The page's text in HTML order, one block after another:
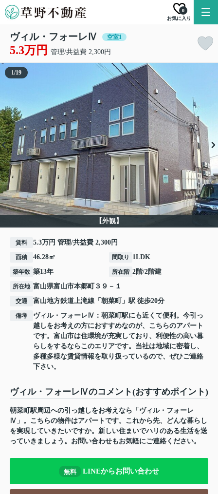
お気に入り
0
ヴィル・フォーレⅣ 空室1
5.3万円 管理/共益費 2,300円
【外観】
1/19
賃料 5.3万円 管理/共益費 2,300円
面積 46.28㎡ 間取り 1LDK
築年数 築13年 所在階 2階/2階建
所在地 富山県富山市本郷町 ３９－１
交通 富山地方鉄道上滝線 「 朝菜町 」駅 徒歩20分
備考
ヴィル・フォーレⅣ：朝菜町駅にも近くて便利。今引っ
越しをお考えの方におすすめなのが、こちらのアパート
です。富山市は住環境が充実しており、利便性の高い暮
らしをするならこのエリアです。当社は地域に密着し、
多種多様な賃貸情報を取り扱っているので、ぜひご連絡
下さい。
ヴィル・フォーレⅣのコメント(おすすめポイント)
朝菜町駅周辺への引っ越しをお考えなら「ヴィル・フォーレ
Ⅳ」。こちらの物件はアパートです。これから先、どんな暮らし
を実現していきたいですか。新しい住まいでハリのある生活を送
っていきましょう。お問い合わせもお気軽にご連絡ください。
無料 LINEからお問い合わせ